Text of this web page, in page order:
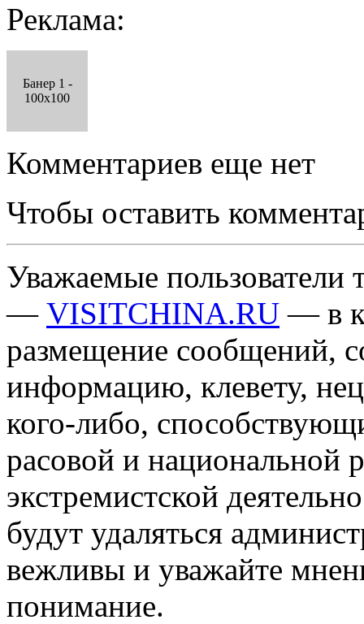
Реклама:
Банер 1 -
100x100
Комментариев еще нет
Чтобы оставить
Уважаемые пользователи
— VISITCHINA.RU — в
размещение сообщений,
информацию, клевету,
кого-либо,
расовой и национальной
экстремистской
будут удаляться
вежливы и уважайте
понимание.